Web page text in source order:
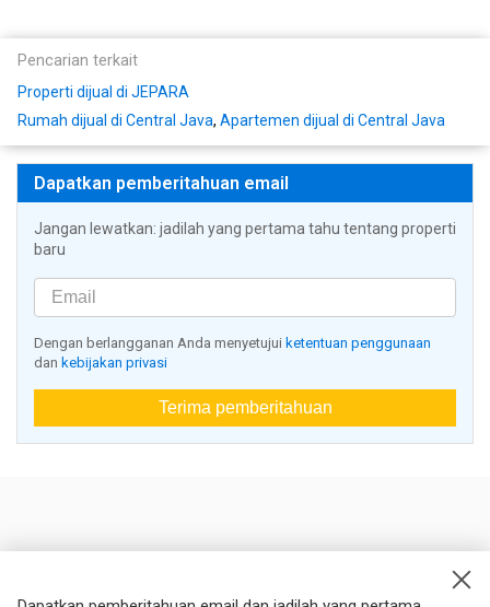
Pencarian terkait
Properti dijual di JEPARA
Rumah dijual di Central Java, Apartemen dijual di Central Java
Dapatkan pemberitahuan email
Jangan lewatkan: jadilah yang pertama tahu tentang properti
baru
Dengan berlangganan Anda menyetujui ketentuan penggunaan
dan kebijakan privasi
Terima pemberitahuan
Kontak kami